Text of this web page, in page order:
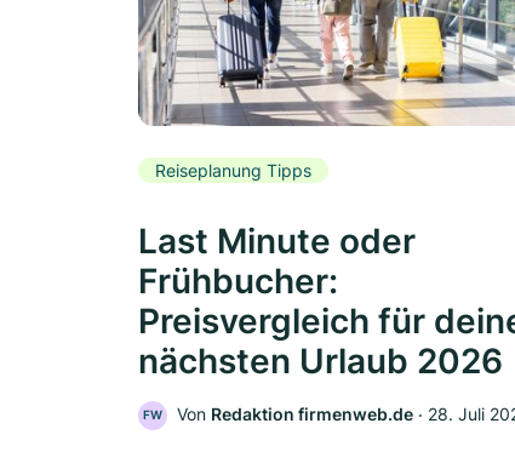
Reiseplanung Tipps
Last Minute oder
Frühbucher:
Preisvergleich für
nächsten Urlaub 2026
FW Von Redaktion firmenweb.de ‧ 28. Juli